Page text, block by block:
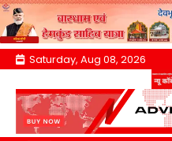
Skip
content
Saturday, Aug 08, 2026